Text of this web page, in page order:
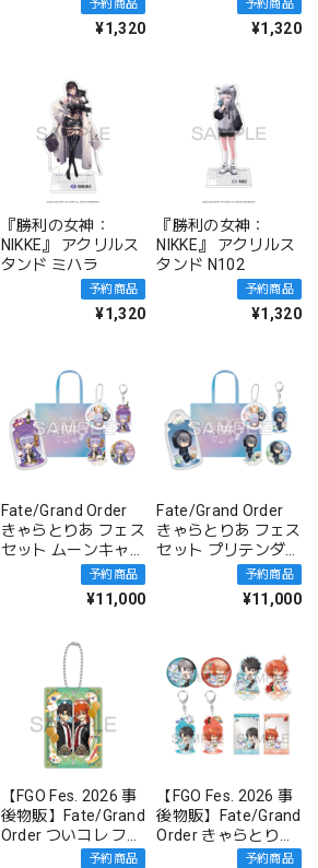
予約商品
¥1,320
予約商品
¥1,320
『勝利の女神：
NIKKE』 アクリルス
タンド ミハラ
予約商品
¥1,320
『勝利の女神：
NIKKE』 アクリルス
タンド N102
予約商品
¥1,320
Fate/Grand Order
きゃらとりあ フェス
セット ムーンキャン
サー/BBドバイ予約商品
¥11,000
Fate/Grand Order
きゃらとりあ フェス
セット プリテンダ
ー/オベロン〔不機
嫌サマー・オベロ
予約商品
¥11,000
【FGO Fes. 2026 事
後物販】Fate/Grand
Order ついコレ フェ
予約商品
【FGO Fes. 2026 事
後物販】Fate/Grand
Order きゃらとりあ
サマストver. フェス
予約商品